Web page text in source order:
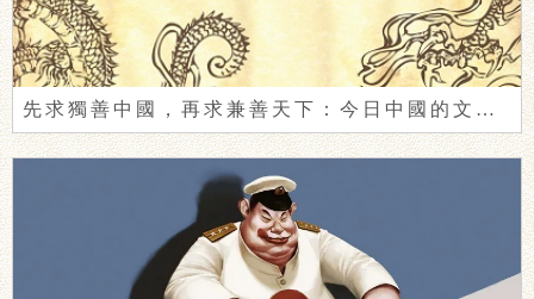
先求獨善中國，再求兼善天下：今日中國的文明自覺